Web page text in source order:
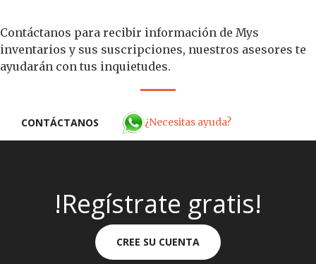
Contáctanos para recibir información de Mys
inventarios y sus suscripciones, nuestros asesores te
ayudarán con tus inquietudes.
CONTÁCTANOS ¿Necesitas ayuda?
!Regístrate gratis!
CREE SU CUENTA